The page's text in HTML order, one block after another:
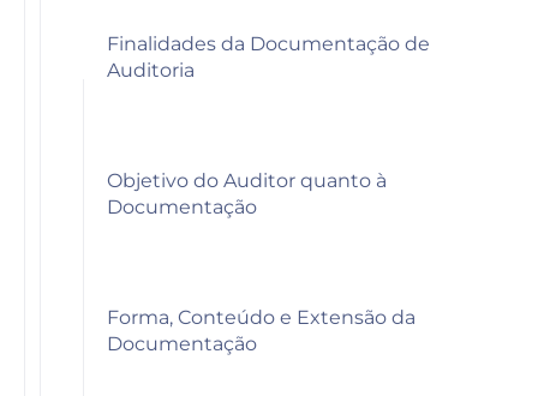
Finalidades da Documentação de
Auditoria
Objetivo do Auditor quanto à
Documentação
Forma, Conteúdo e Extensão da
Documentação